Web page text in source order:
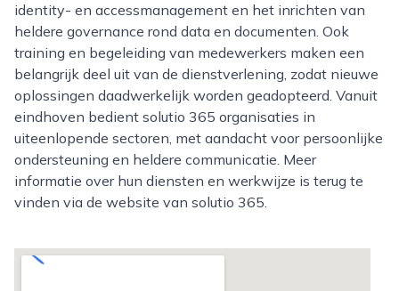
identity- en accessmanagement en het inrichten van
heldere governance rond data en documenten. Ook
training en begeleiding van medewerkers maken een
belangrijk deel uit van de dienstverlening, zodat nieuwe
oplossingen daadwerkelijk worden geadopteerd. Vanuit
eindhoven bedient solutio 365 organisaties in
uiteenlopende sectoren, met aandacht voor persoonlijke
ondersteuning en heldere communicatie. Meer
informatie over hun diensten en werkwijze is terug te
vinden via de website van solutio 365.